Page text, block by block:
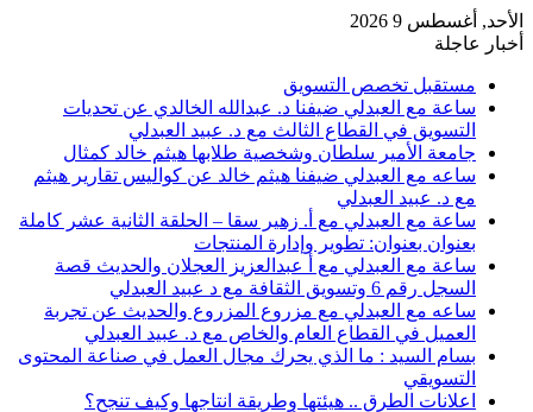
الأحد, أغسطس 9 2026
أخبار عاجلة
مستقبل تخصص التسويق
ساعة مع العبدلي ضيفنا د. عبدالله الخالدي عن تحديات
التسويق في القطاع الثالث مع د. عبيد العبدلي
جامعة الأمير سلطان وشخصية طلابها هيثم خالد كمثال
ساعه مع العبدلي ضيفنا هيثم خالد عن كواليس تقارير هيثم
مع د. عبيد العبدلي
ساعة مع العبدلي مع أ. زهير سقا – الحلقة الثانية عشر كاملة
بعنوان بعنوان: تطوير وإدارة المنتجات
ساعة مع العبدلي مع أ عبدالعزيز العجلان والحديث قصة
السجل رقم 6 وتسويق الثقافة مع د عبيد العبدلي
ساعه مع العبدلي مع مزروع المزروع والحديث عن تجربة
العميل في القطاع العام والخاص مع د. عبيد العبدلي
بسام السيد : ما الذي يحرك مجال العمل في صناعة المحتوى
التسويقي
اعلانات الطرق .. هيئتها وطريقة انتاجها وكيف تنجح؟